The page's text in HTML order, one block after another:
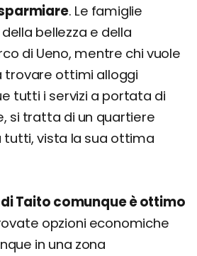
. Le famiglie
bellezza e della
di Ueno, mentre chi vuole
trovare ottimi alloggi
tutti i servizi a portata di
si tratta di un quartiere
vista la sua ottima
Taito comunque è ottimo
opzioni economiche
in una zona